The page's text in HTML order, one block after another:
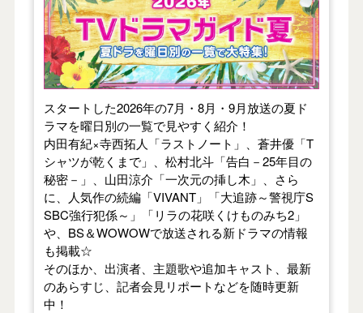
スタートした2026年の7月・8月・9月放送の夏ド
ラマを曜日別の一覧で見やすく紹介！
内田有紀×寺西拓人「ラストノート」、蒼井優「T
シャツが乾くまで」、松村北斗「告白－25年目の
秘密－」、山田涼介「一次元の挿し木」、さら
に、人気作の続編「VIVANT」「大追跡～警視庁S
SBC強行犯係～」「リラの花咲くけものみち2」
や、BS＆WOWOWで放送される新ドラマの情報
も掲載☆
そのほか、出演者、主題歌や追加キャスト、最新
のあらすじ、記者会見リポートなどを随時更新
中！